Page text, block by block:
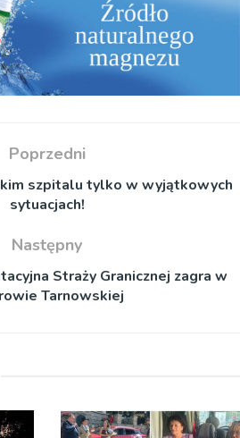
Poprzedni
szpitalu tylko w wyjątkowych
sytuacjach!
Następny
Straży Granicznej zagra w
Tarnowskiej